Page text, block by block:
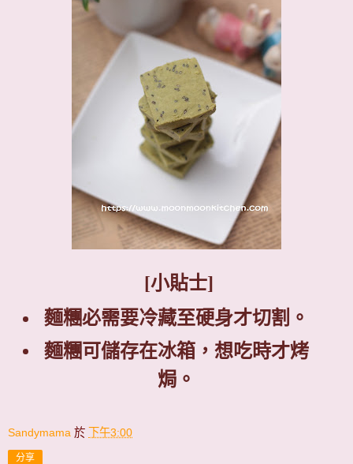
[小貼士]
麵糰必需要冷藏至硬身才切割。
麵糰可儲存在冰箱，想吃時才烤
焗。
Sandymama 於 下午3:00
分享